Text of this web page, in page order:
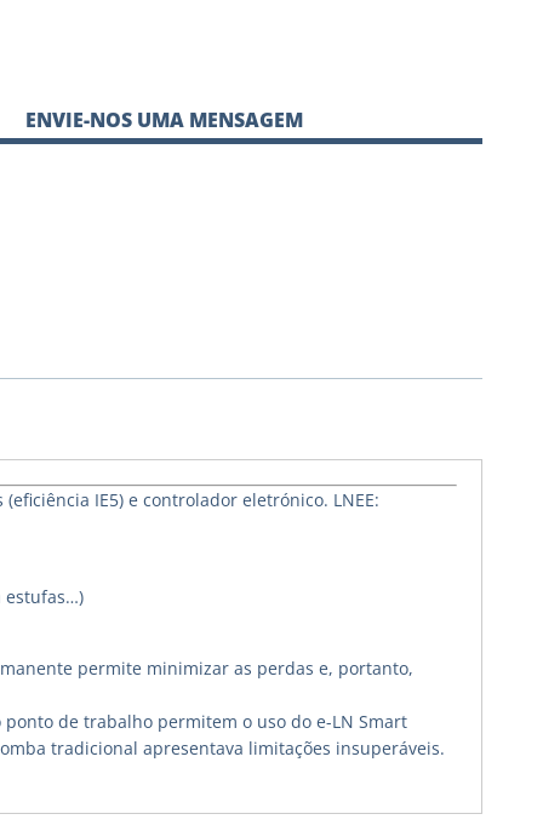
ENVIE-NOS UMA MENSAGEM
IE5) e controlador eletrónico. LNEE:
estufas…)
permite minimizar as perdas e, portanto,
de trabalho permitem o uso do e-LN Smart
tradicional apresentava limitações insuperáveis.